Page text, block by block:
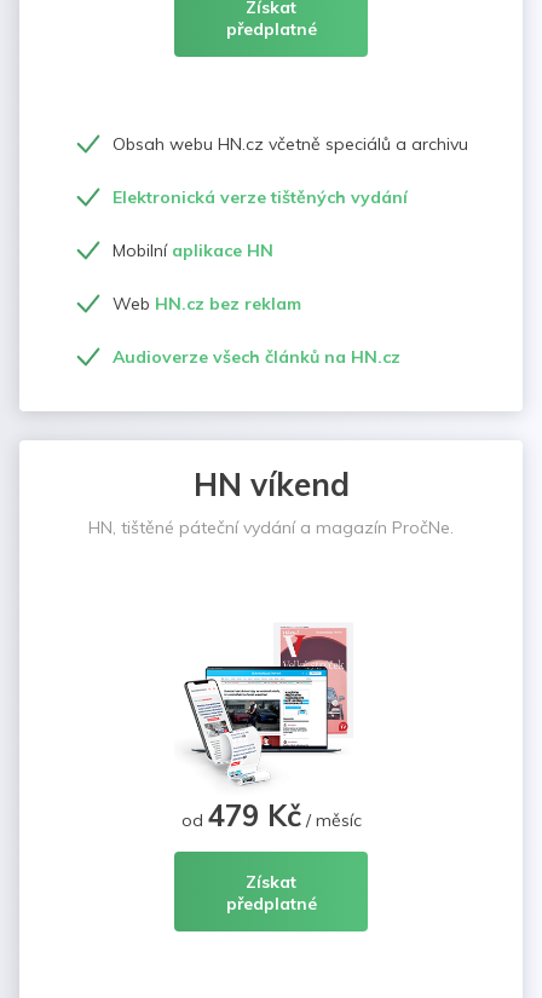
Získat
předplatné
Obsah webu HN.cz včetně speciálů a archivu
Elektronická verze tištěných vydání
Mobilní aplikace HN
Web HN.cz bez reklam
Audioverze všech článků na HN.cz
HN víkend
HN, tištěné páteční vydání a magazín PročNe.
od 479 Kč/ měsíc
Získat
předplatné